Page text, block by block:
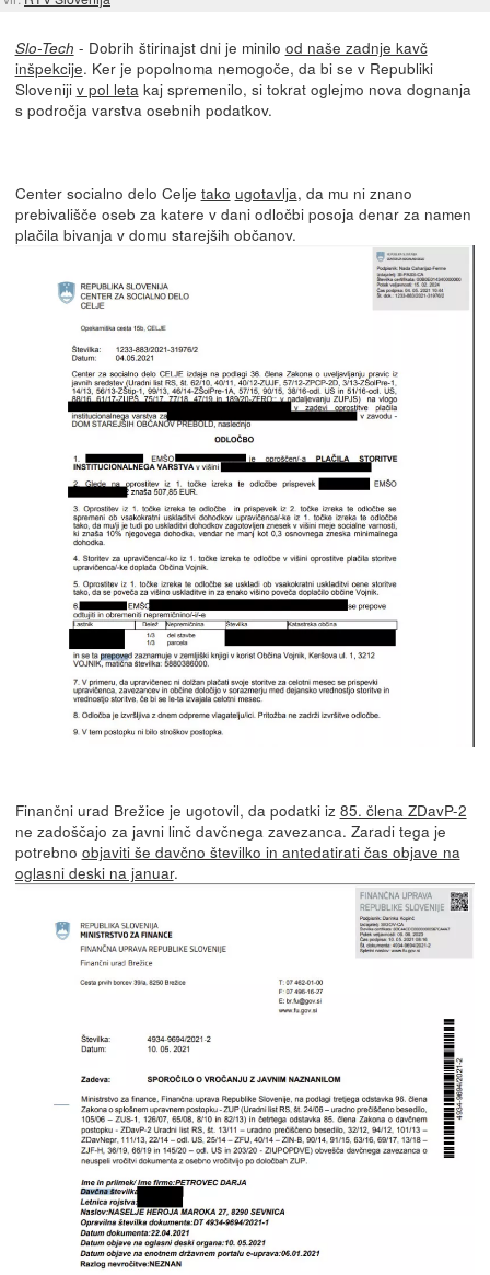
Slo-Tech - Dobrih štirinajst dni je minilo od naše zadnje kavč
inšpekcije. Ker je popolnoma nemogoče, da bi se v Republiki
Sloveniji v pol letakaj spremenilo, si tokrat oglejmo nova dognanja
s področja varstva osebnih podatkov.
Center socialno delo Celje tako ugotavlja, da mu ni znano
prebivališče oseb za katere v dani odločbi posoja denar za namen
plačila bivanja v domu starejših občanov.
Finančni urad Brežice je ugotovil, da podatki iz 85. člena ZDavP-2
ne zadoščajo za javni linč davčnega zavezanca. Zaradi tega je
potrebno objaviti še davčno številko in antedatirati čas objave na
oglasni deski na januar.